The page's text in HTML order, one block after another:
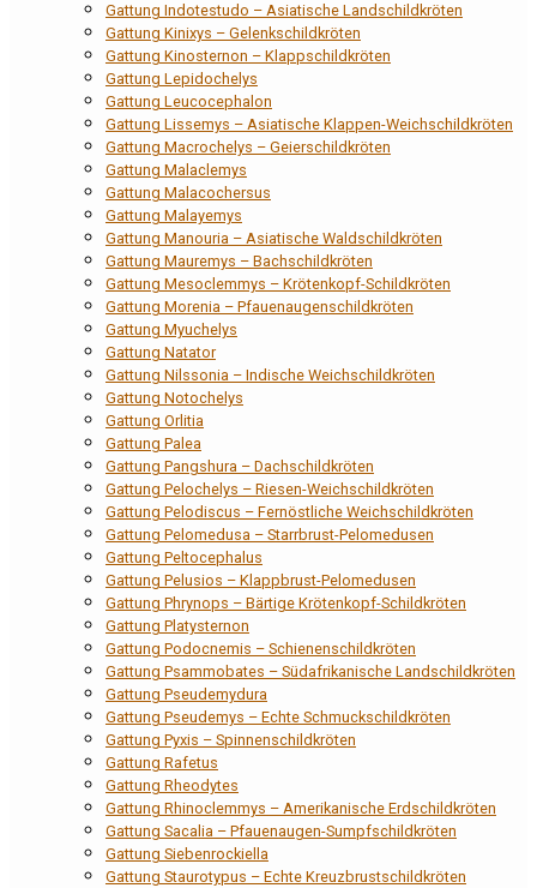
Gattung Indotestudo – Asiatische Landschildkröten
Gattung Kinixys – Gelenkschildkröten
Gattung Kinosternon – Klappschildkröten
Gattung Lepidochelys
Gattung Leucocephalon
Gattung Lissemys – Asiatische Klappen-Weichschildkröten
Gattung Macrochelys – Geierschildkröten
Gattung Malaclemys
Gattung Malacochersus
Gattung Malayemys
Gattung Manouria – Asiatische Waldschildkröten
Gattung Mauremys – Bachschildkröten
Gattung Mesoclemmys – Krötenkopf-Schildkröten
Gattung Morenia – Pfauenaugenschildkröten
Gattung Myuchelys
Gattung Natator
Gattung Nilssonia – Indische Weichschildkröten
Gattung Notochelys
Gattung Orlitia
Gattung Palea
Gattung Pangshura – Dachschildkröten
Gattung Pelochelys – Riesen-Weichschildkröten
Gattung Pelodiscus – Fernöstliche Weichschildkröten
Gattung Pelomedusa – Starrbrust-Pelomedusen
Gattung Peltocephalus
Gattung Pelusios – Klappbrust-Pelomedusen
Gattung Phrynops – Bärtige Krötenkopf-Schildkröten
Gattung Platysternon
Gattung Podocnemis – Schienenschildkröten
Gattung Psammobates – Südafrikanische Landschildkröten
Gattung Pseudemydura
Gattung Pseudemys – Echte Schmuckschildkröten
Gattung Pyxis – Spinnenschildkröten
Gattung Rafetus
Gattung Rheodytes
Gattung Rhinoclemmys – Amerikanische Erdschildkröten
Gattung Sacalia – Pfauenaugen-Sumpfschildkröten
Gattung Siebenrockiella
Gattung Staurotypus – Echte Kreuzbrustschildkröten